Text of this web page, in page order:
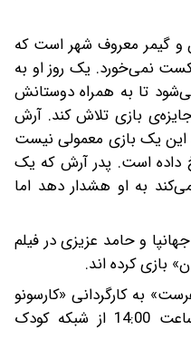
و گیمر معروف شهر است که
نمی‌خورد. یک روز او به
تا به همراه دوستانش
بازی تلاش کند. آرش
یک بازی معمولی نیست
داده است. پدر آرش که یک
به او هشدار دهد اما
و حامد عزیزی در فیلم
بازی کرده اند.
به کارگردانی «کارسونو
هادی»، جمعه 15 خرداد ماه ساعت 14:00 از شبکه کودک